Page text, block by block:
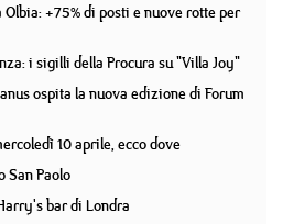
+75% di posti e nuove rotte per
i sigilli della Procura su "Villa Joy"
ospita la nuova edizione di Forum
10 aprile, ecco dove
San Paolo
bar di Londra